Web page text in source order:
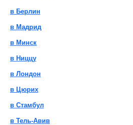
в Берлин
в Мадрид
в Минск
в Ниццу
в Лондон
в Цюрих
в Стамбул
в Тель-Авив